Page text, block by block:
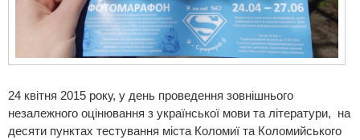
24 квітня 2015 року, у день проведення зовнішнього
незалежного оцінювання з української мови та літератури, на
десяти пунктах тестування міста Коломиї та Коломийського